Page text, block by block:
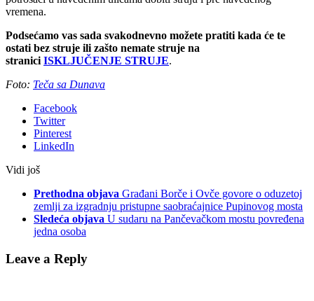
vremena.
Podsećamo vas sada svakodnevno možete pratiti kada će te
ostati bez struje ili zašto nemate struje na
stranici ISKLJUČENJE STRUJE.
Foto: Teča sa Dunava
Facebook
Twitter
Pinterest
LinkedIn
Vidi još
Prethodna objava Građani Borče i Ovče govore o oduzetoj
zemlji za izgradnju pristupne saobraćajnice Pupinovog mosta
Sledeća objava U sudaru na Pančevačkom mostu povređena
jedna osoba
Leave a Reply